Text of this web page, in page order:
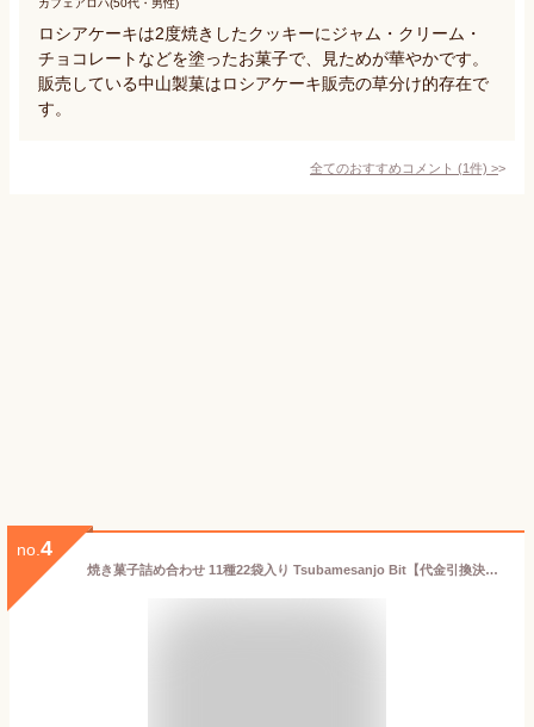
カフェアロハ(50代・男性)
ロシアケーキは2度焼きしたクッキーにジャム・クリーム・
チョコレートなどを塗ったお菓子で、見ためが華やかです。
販売している中山製菓はロシアケーキ販売の草分け的存在で
す。
全てのおすすめコメント (1件) >
no. 4
焼き菓子詰め合わせ 11種22袋入り Tsubamesanjo Bit【代金引換決済不可】【スイーツ/お菓子/洋菓子/雪室熟成珈琲パウンドケーキ/ガレット/フィナンシェ/マドレーヌ/サブレ/ブラウニー】【お土産/手土産/ギフトに！贈り物】【送料無料】